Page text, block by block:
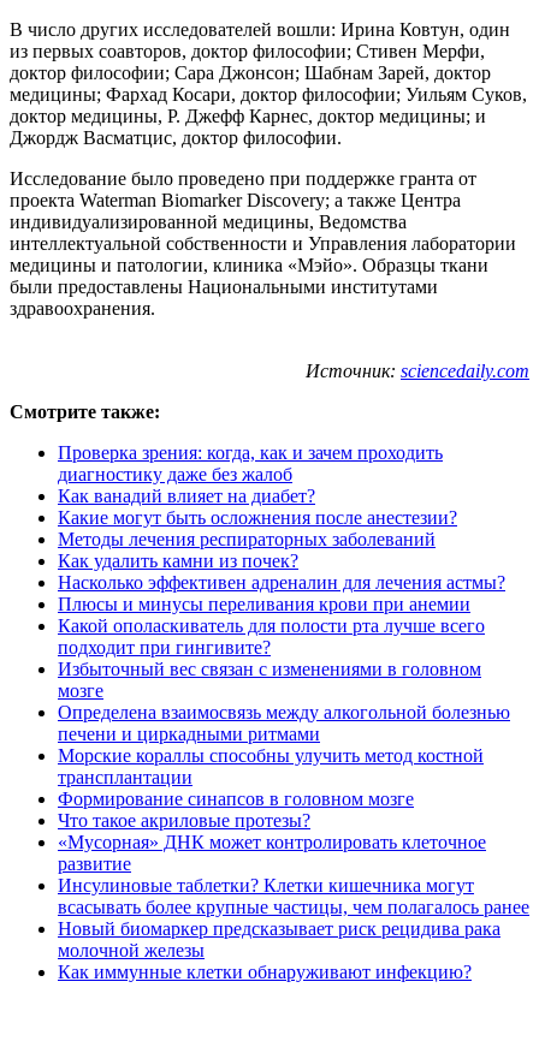
В число других исследователей вошли: Ирина Ковтун, один
из первых соавторов, доктор философии; Стивен Мерфи,
доктор философии; Сара Джонсон; Шабнам Зарей, доктор
медицины; Фархад Косари, доктор философии; Уильям Суков,
доктор медицины, Р. Джефф Карнес, доктор медицины; и
Джордж Васматцис, доктор философии.
Исследование было проведено при поддержке гранта от
проекта Waterman Biomarker Discovery; а также Центра
индивидуализированной медицины, Ведомства
интеллектуальной собственности и Управления лаборатории
медицины и патологии, клиника «Мэйо». Образцы ткани
были предоставлены Национальными институтами
здравоохранения.
Источник: sciencedaily.com
Смотрите также:
Проверка зрения: когда, как и зачем проходить
диагностику даже без жалоб
Как ванадий влияет на диабет?
Какие могут быть осложнения после анестезии?
Методы лечения респираторных заболеваний
Как удалить камни из почек?
Насколько эффективен адреналин для лечения астмы?
Плюсы и минусы переливания крови при анемии
Какой ополаскиватель для полости рта лучше всего
подходит при гингивите?
Избыточный вес связан с изменениями в головном
мозге
Определена взаимосвязь между алкогольной болезнью
печени и циркадными ритмами
Морские кораллы способны улучить метод костной
трансплантации
Формирование синапсов в головном мозге
Что такое акриловые протезы?
«Мусорная» ДНК может контролировать клеточное
развитие
Инсулиновые таблетки? Клетки кишечника могут
всасывать более крупные частицы, чем полагалось ранее
Новый биомаркер предсказывает риск рецидива рака
молочной железы
Как иммунные клетки обнаруживают инфекцию?